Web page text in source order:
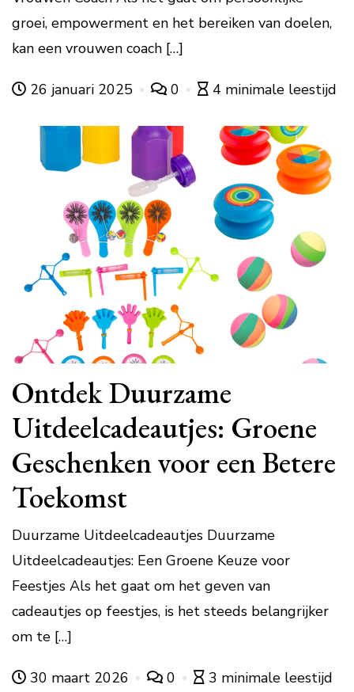
groei, empowerment en het bereiken van doelen,
kan een vrouwen coach […]
26 januari 2025 0 4 minimale leestijd
Ontdek Duurzame
Uitdeelcadeautjes: Groene
Geschenken voor een Betere
Toekomst
Duurzame Uitdeelcadeautjes Duurzame
Uitdeelcadeautjes: Een Groene Keuze voor
Feestjes Als het gaat om het geven van
cadeautjes op feestjes, is het steeds belangrijker
om te […]
30 maart 2026 0 3 minimale leestijd